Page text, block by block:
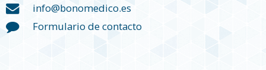
info@bonomedico.es
Formulario de contacto